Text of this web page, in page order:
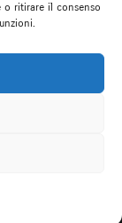
o ritirare il consenso